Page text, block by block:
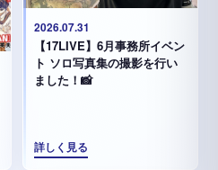
2026.07.31
【17LIVE】6月事務所イベン
ト ソロ写真集の撮影を行い
ました！📸
詳しく見る